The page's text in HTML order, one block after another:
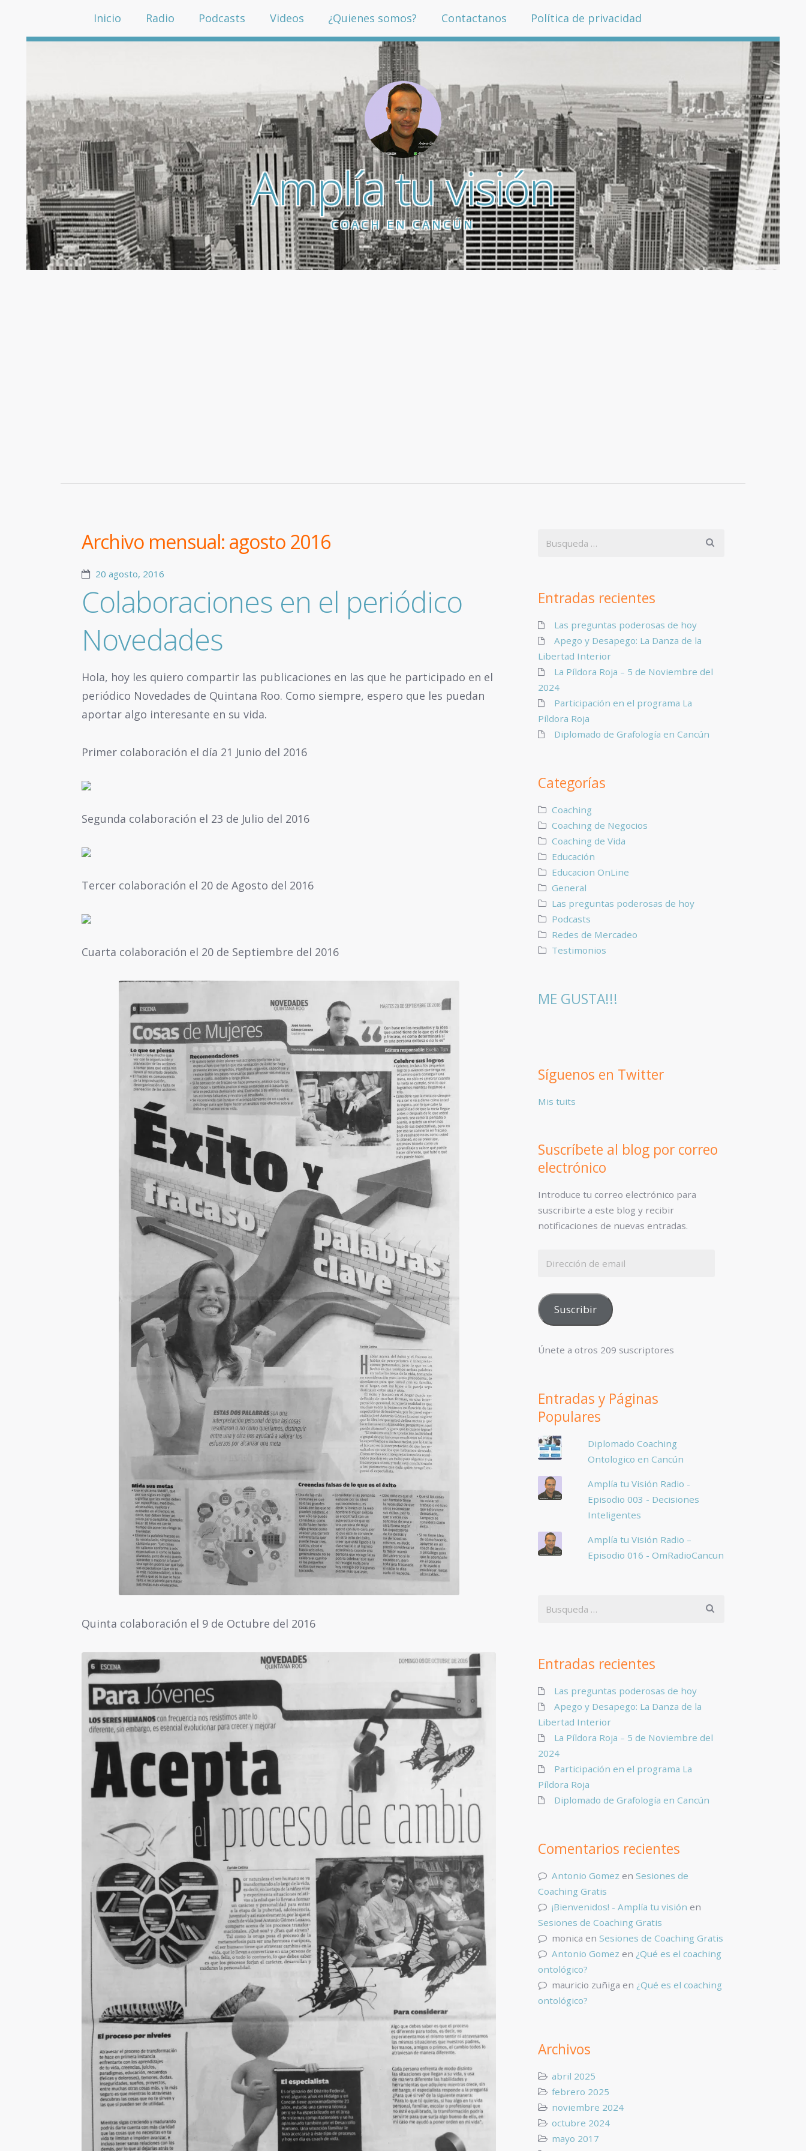
Amplía tu visión
COACH EN CANCÚN
Inicio Radio Podcasts Videos ¿Quienes somos? Contactanos Política de privacidad
Archivo mensual: agosto 2016
20 agosto, 2016
Colaboraciones en el periódico
Novedades
Hola, hoy les quiero compartir las publicaciones en las que he participado en el
periódico Novedades de Quintana Roo. Como siempre, espero que les puedan
aportar algo interesante en su vida.
Primer colaboración el día 21 Junio del 2016
Segunda colaboración el 23 de Julio del 2016
Tercer colaboración el 20 de Agosto del 2016
Cuarta colaboración el 20 de Septiembre del 2016
Quinta colaboración el 9 de Octubre del 2016
Entradas recientes
Las preguntas poderosas de hoy
Apego y Desapego: La Danza de la
Libertad Interior
La Píldora Roja – 5 de Noviembre del
2024
Participación en el programa La
Píldora Roja
Diplomado de Grafología en Cancún
Categorías
Coaching
Coaching de Negocios
Coaching de Vida
Educación
Educacion OnLine
General
Las preguntas poderosas de hoy
Podcasts
Redes de Mercadeo
Testimonios
ME GUSTA!!!
Síguenos en Twitter
Mis tuits
Suscríbete al blog por correo
electrónico
Introduce tu correo electrónico para
suscribirte a este blog y recibir
notificaciones de nuevas entradas.
Suscribir
Únete a otros 209 suscriptores
Entradas y Páginas
Populares
Diplomado Coaching
Ontologico en Cancún
Amplía tu Visión Radio -
Episodio 003 - Decisiones
Inteligentes
Amplía tu Visión Radio –
Episodio 016 - OmRadioCancun
Entradas recientes
Las preguntas poderosas de hoy
Apego y Desapego: La Danza de la
Libertad Interior
La Píldora Roja – 5 de Noviembre del
2024
Participación en el programa La
Píldora Roja
Diplomado de Grafología en Cancún
Comentarios recientes
Antonio Gomez enSesiones de
Coaching Gratis
¡Bienvenidos! - Amplía tu visión en
Sesiones de Coaching Gratis
monica enSesiones de Coaching Gratis
Antonio Gomez en ¿Qué es el coaching
ontológico?
mauricio zuñiga en ¿Qué es el coaching
ontológico?
Archivos
abril 2025
febrero 2025
noviembre 2024
octubre 2024
mayo 2017